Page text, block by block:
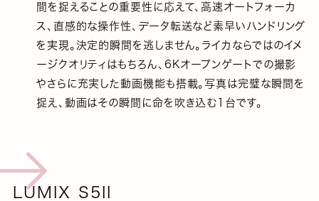
間を捉えることの重要性に応えて、高速オートフォーカ
ス、直感的な操作性、データ転送など素早いハンドリング
を実現。決定的瞬間を逃しません。ライカならではのイメ
ージクオリティはもちろん、6Kオープンゲートでの撮影
やさらに充実した動画機能も搭載。写真は完璧な瞬間を
捉え、動画はその瞬間に命を吹き込む1台です。
LUMIX S5II